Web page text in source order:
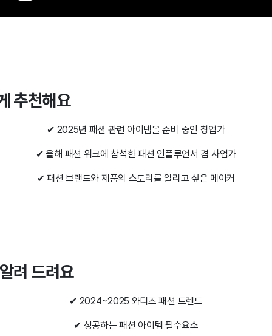
추천해요
✔ 2025년 패션 관련 아이템을 준비 중인 창업가
✔ 올해 패션 위크에 참석한 패션 인플루언서 겸 사업가
✔ 패션 브랜드와 제품의 스토리를 알리고 싶은 메이커
려 드려요
✔ 2024~2025 와디즈 패션 트렌드
✔ 성공하는 패션 아이템 필수요소